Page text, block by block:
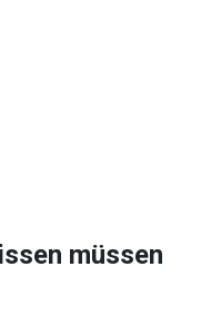
müssen